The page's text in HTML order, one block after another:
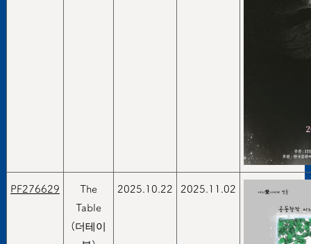
PF276629
The
Table
(더테이
2025.10.22 2025.11.02